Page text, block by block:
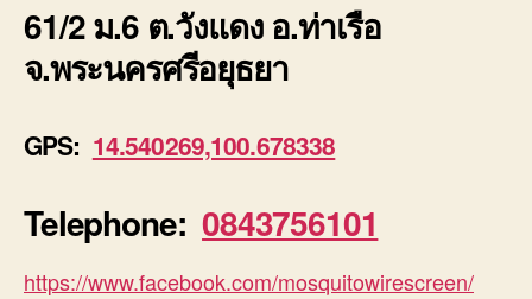
61/2 ม.6 ต.วังแดง อ.ท่าเรือ
จ.พระนครศรีอยุธยา
GPS: 14.540269,100.678338
Telephone:0843756101
https://www.facebook.com/mosquitowirescreen/